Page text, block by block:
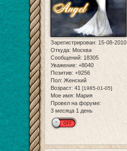
Зарегистрирован: 15-08-2010
Откуда: Москва
Сообщений: 18305
Уважение: +8040
Позитив: +9256
Пол: Женский
Возраст: 41 [1985-01-05]
Мое имя: Мария
Провел на форуме:
3 месяца 1 день